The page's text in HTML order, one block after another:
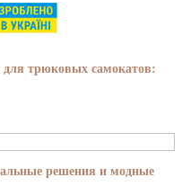
для трюковых самокатов:
решения и модные